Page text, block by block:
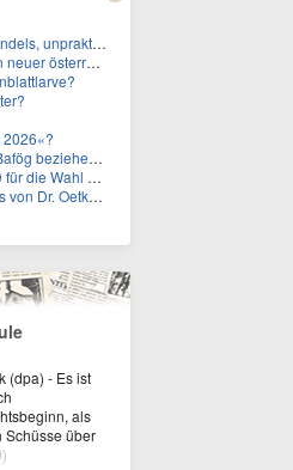
Eine weitere Folge des Klimawandels, unpraktisch für Urlauber: Wo fehlt mittlerweile sogar das Trinkwasser?
Wie hoch war die Temperatur?
Woran liegt das?
im September 2026?
Oetker dar?
(dpa) - Es ist
als
Schüsse über